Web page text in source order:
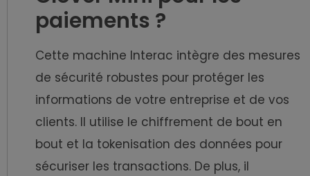
paiements ?
Cette machine Interac intègre des mesures
de sécurité robustes pour protéger les
informations de votre entreprise et de vos
clients. Il utilise le chiffrement de bout en
bout et la tokenisation des données pour
sécuriser les transactions. De plus, il